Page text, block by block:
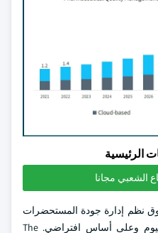
الرئيسية
الشعبي مجانا
نظم إدارة جودة المستحضرات
الصيدلانية مجزأة على أساس الغيوم وعلى أساس افتراضي. The